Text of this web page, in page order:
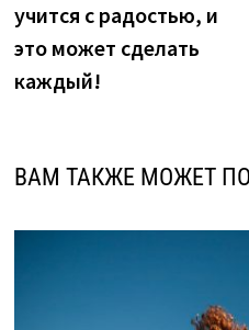
учится с радостью, и
это может сделать
каждый!
ВАМ ТАКЖЕ МОЖЕТ